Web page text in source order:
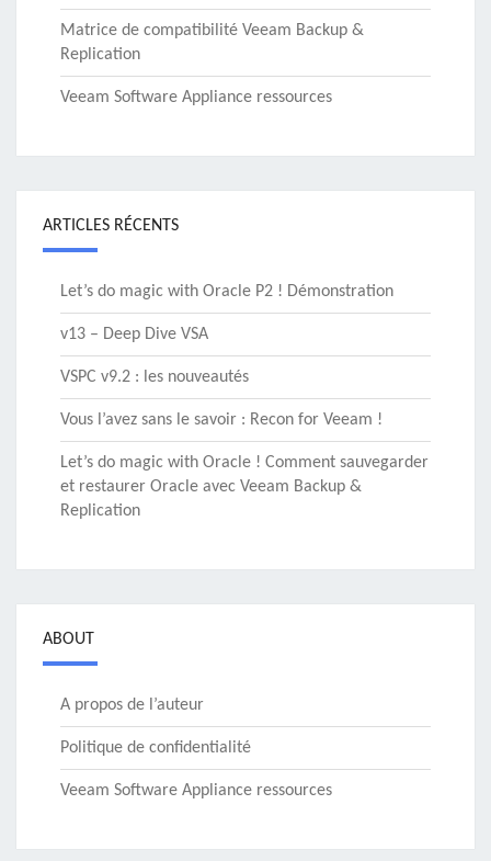
Matrice de compatibilité Veeam Backup &
Replication
Veeam Software Appliance ressources
ARTICLES RÉCENTS
Let’s do magic with Oracle P2 ! Démonstration
v13 – Deep Dive VSA
VSPC v9.2 : les nouveautés
Vous l’avez sans le savoir : Recon for Veeam !
Let’s do magic with Oracle ! Comment sauvegarder
et restaurer Oracle avec Veeam Backup &
Replication
ABOUT
A propos de l’auteur
Politique de confidentialité
Veeam Software Appliance ressources